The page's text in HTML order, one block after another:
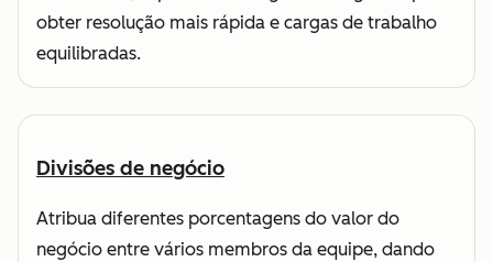
obter resolução mais rápida e cargas de trabalho
equilibradas.
Divisões de negócio
Atribua diferentes porcentagens do valor do
negócio entre vários membros da equipe, dando